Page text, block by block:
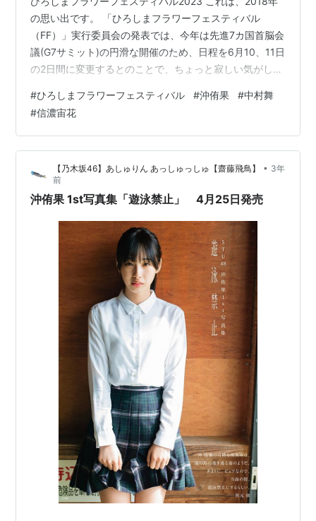
の思い出です。 「ひろしまフラワーフェスティバル
（FF）」実行委員会の発表では、今年は先進7カ国首脳会
議(G7サミット)の円滑な開催のため、日程を6月10、11日
の2日間に変更するとのことで、ちょっと寂しい気がしま
初お披露目したファンにとっても思い出のイベントのス
テージです。 2018年は新加入のドラフト3期生がミニラ
イブを開催しました。 この「ひろしまフラワーフェステ
ィバル」は、福岡開催の｢博多どんたく｣と並んでゴール
デンウィークに開催されるビッグイベントの１つです。
動員数…
#ひろしまフラワーフェスティバル #沖侑果 #中村舞
#信濃宙花
【乃木坂46】あしゅりん あっしゅっしゅ【齋藤飛鳥】 • 3年
前
沖侑果 1st写真集「遊泳禁止」 4月25日発売